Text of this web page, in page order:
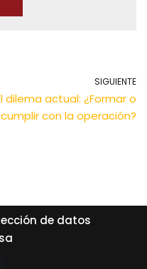
SIGUIENTE
dilema actual: ¿Formar o
cumplir con la operación?
de datos